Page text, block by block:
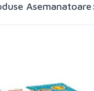
Asemanatoare: